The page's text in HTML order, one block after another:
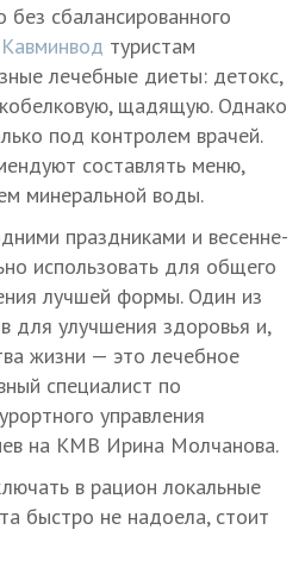
сбалансированного
туристам
лечебные диеты: детокс,
щадящую. Однако
под контролем врачей.
составлять меню,
минеральной воды.
праздниками и весенне-
использовать для общего
лучшей формы. Один из
для улучшения здоровья и,
жизни — это лечебное
специалист по
управления
на КМВ Ирина Молчанова.
в рацион локальные
быстро не надоела, стоит